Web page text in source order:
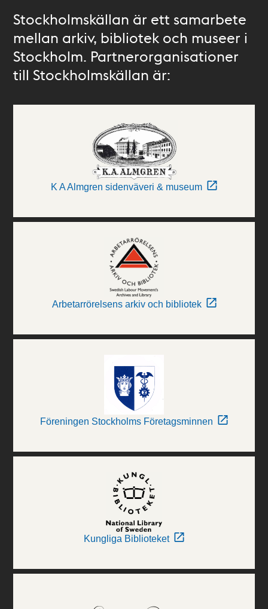
Stockholmskällan är ett samarbete
mellan arkiv, bibliotek och museer i
Stockholm. Partnerorganisationer
till Stockholmskällan är:
K A Almgren sidenväveri & museum
Arbetarrörelsens arkiv och bibliotek
Föreningen Stockholms Företagsminnen
Kungliga Biblioteket